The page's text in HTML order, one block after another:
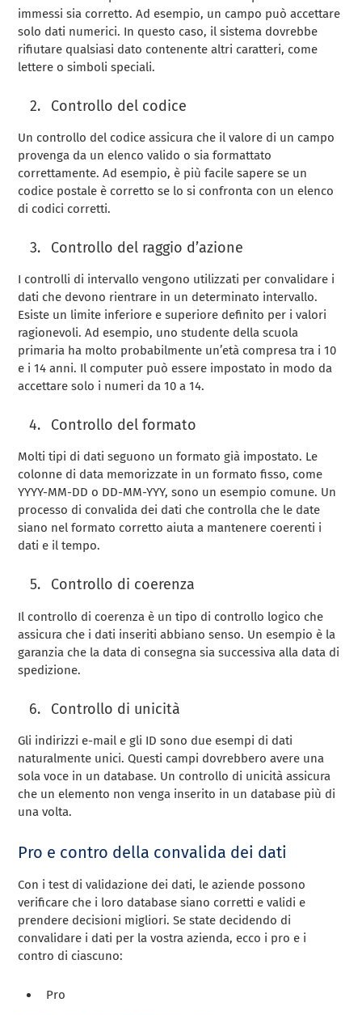
immessi sia corretto. Ad esempio, un campo può accettare
solo dati numerici. In questo caso, il sistema dovrebbe
rifiutare qualsiasi dato contenente altri caratteri, come
lettere o simboli speciali.
Controllo del codice
Un controllo del codice assicura che il valore di un campo
provenga da un elenco valido o sia formattato
correttamente. Ad esempio, è più facile sapere se un
codice postale è corretto se lo si confronta con un elenco
di codici corretti.
Controllo del raggio d’azione
I controlli di intervallo vengono utilizzati per convalidare i
dati che devono rientrare in un determinato intervallo.
Esiste un limite inferiore e superiore definito per i valori
ragionevoli. Ad esempio, uno studente della scuola
primaria ha molto probabilmente un’età compresa tra i 10
e i 14 anni. Il computer può essere impostato in modo da
accettare solo i numeri da 10 a 14.
Controllo del formato
Molti tipi di dati seguono un formato già impostato. Le
colonne di data memorizzate in un formato fisso, come
YYYY-MM-DD o DD-MM-YYY, sono un esempio comune. Un
processo di convalida dei dati che controlla che le date
siano nel formato corretto aiuta a mantenere coerenti i
dati e il tempo.
Controllo di coerenza
Il controllo di coerenza è un tipo di controllo logico che
assicura che i dati inseriti abbiano senso. Un esempio è la
garanzia che la data di consegna sia successiva alla data di
spedizione.
Controllo di unicità
Gli indirizzi e-mail e gli ID sono due esempi di dati
naturalmente unici. Questi campi dovrebbero avere una
sola voce in un database. Un controllo di unicità assicura
che un elemento non venga inserito in un database più di
una volta.
Pro e contro della convalida dei dati
Con i test di validazione dei dati, le aziende possono
verificare che i loro database siano corretti e validi e
prendere decisioni migliori. Se state decidendo di
convalidare i dati per la vostra azienda, ecco i pro e i
contro di ciascuno:
Pro